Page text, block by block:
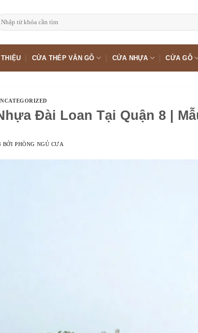
CỬA THÉP VÂN GỖ CỬA NHỰA CỬA GỖ
Đài Loan Tại Quận 8 |
BỞIPHÒNG NGỦ CƯA